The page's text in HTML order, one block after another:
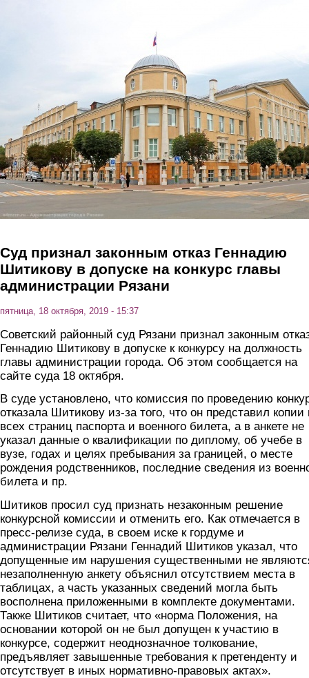
Суд признал законным отказ Геннадию
Шитикову в допуске на конкурс главы
администрации Рязани
пятница, 18 октября, 2019 - 15:37
Советский районный суд Рязани признал законным
Геннадию Шитикову в допуске к конкурсу на должность
главы администрации города. Об этом сообщается на
сайте суда 18 октября.
В суде установлено, что комиссия по проведению
отказала Шитикову из-за того, что он представил копии
всех страниц паспорта и военного билета, а в анкете не
указал данные о квалификации по диплому, об учебе в
вузе, годах и целях пребывания за границей, о месте
рождения родственников, последние сведения из
билета и пр.
Шитиков просил суд признать незаконным решение
конкурсной комиссии и отменить его. Как отмечается в
пресс-релизе суда, в своем иске к гордуме и
администрации Рязани Геннадий Шитиков указал, что
допущенные им нарушения существенными не
незаполненную анкету объяснил отсутствием места в
таблицах, а часть указанных сведений могла быть
восполнена приложенными в комплекте документами.
Также Шитиков считает, что «норма Положения, на
основании которой он не был допущен к участию в
конкурсе, содержит неоднозначное толкование,
предъявляет завышенные требования к претенденту и
отсутствует в иных нормативно-правовых актах».